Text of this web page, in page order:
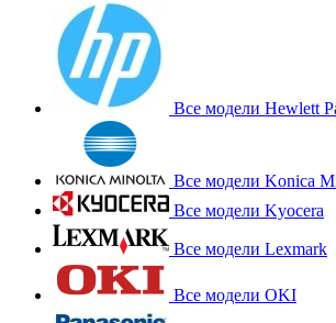
Все модели Hewlett
Все модели Konica
Все модели Kyocera
Все модели Lexmark
Все модели OKI